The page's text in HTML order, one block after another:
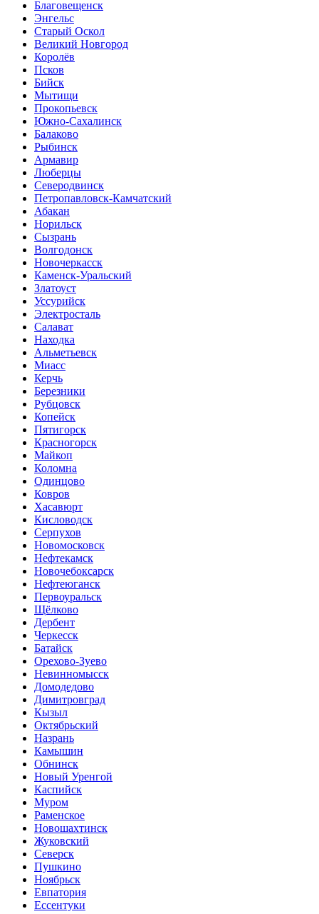
Благовещенск
Энгельс
Старый Оскол
Великий Новгород
Королёв
Псков
Бийск
Мытищи
Прокопьевск
Южно-Сахалинск
Балаково
Рыбинск
Армавир
Люберцы
Северодвинск
Петропавловск-Камчатский
Абакан
Норильск
Сызрань
Волгодонск
Новочеркасск
Каменск-Уральский
Златоуст
Уссурийск
Электросталь
Салават
Находка
Альметьевск
Миасс
Керчь
Березники
Рубцовск
Копейск
Пятигорск
Красногорск
Майкоп
Коломна
Одинцово
Ковров
Хасавюрт
Кисловодск
Серпухов
Новомосковск
Нефтекамск
Новочебоксарск
Нефтеюганск
Первоуральск
Щёлково
Дербент
Черкесск
Батайск
Орехово-Зуево
Невинномысск
Домодедово
Димитровград
Кызыл
Октябрьский
Назрань
Камышин
Обнинск
Новый Уренгой
Каспийск
Муром
Раменское
Новошахтинск
Жуковский
Северск
Пушкино
Ноябрьск
Евпатория
Ессентуки